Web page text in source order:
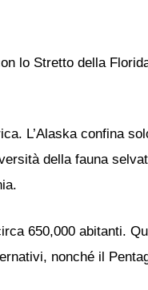
lo Stretto della
L’Alaska confina
della fauna
650,000 abitanti.
nonché il